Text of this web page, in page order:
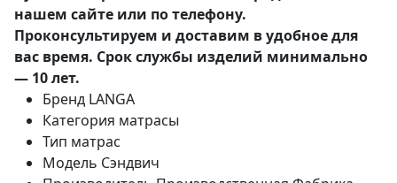
нашем сайте или по телефону.
Проконсультируем и доставим в удобное для
вас время. Срок службы изделий минимально
— 10 лет.
Бренд LANGA
Категория матрасы
Тип матрас
Модель Сэндвич